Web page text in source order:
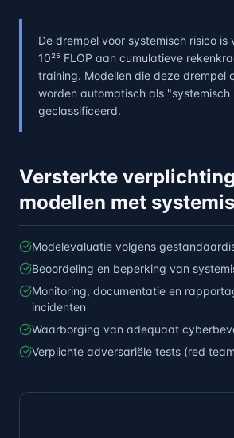
De drempel voor systemisch risico is
10²⁵ FLOP aan cumulatieve
training. Modellen die deze drempel
worden automatisch als "systemisch
geclassificeerd.
Versterkte
modellen met
Modelevaluatie volgens
Beoordeling en beperking van
Monitoring, documentatie en
incidenten
Waarborging van adequaat
Verplichte adversariële tests (red